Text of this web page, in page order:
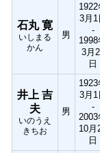
石丸 寛
いしまる
かん
男
1922
3月1
-
1998
3月
日
井上 吉
夫
いのうえ
きちお
男
1923
3月1
-
2003
10月
日